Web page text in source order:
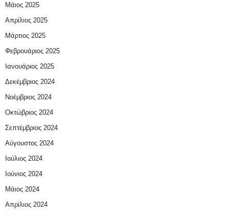
Μάιος 2025
Απρίλιος 2025
Μάρτιος 2025
Φεβρουάριος 2025
Ιανουάριος 2025
Δεκέμβριος 2024
Νοέμβριος 2024
Οκτώβριος 2024
Σεπτέμβριος 2024
Αύγουστος 2024
Ιούλιος 2024
Ιούνιος 2024
Μάιος 2024
Απρίλιος 2024